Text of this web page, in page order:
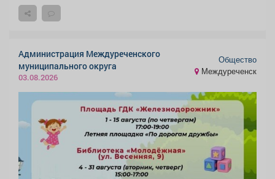
Администрация Междуреченского
муниципального округа
03.08.2026
Общество
Междуреченск